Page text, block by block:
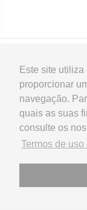
Este site
proporcionar
navegação.
quais as suas
consulte os
Termos de
CONTACTOS
HOME
PRODUTOS
APOIO AO